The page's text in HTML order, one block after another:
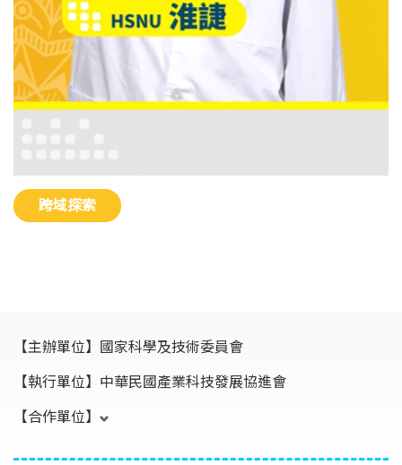
跨域探索
【主辦單位】 國家科學及技術委員會
【執行單位】 中華民國產業科技發展協進會
【合作單位】